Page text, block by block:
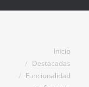
Inicio
Destacadas
Funcionalidad